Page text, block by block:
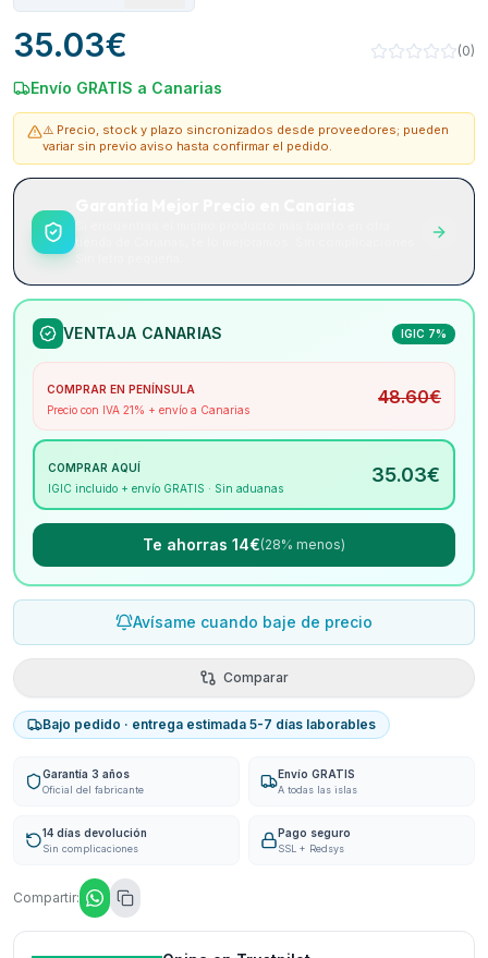
35.03€ (0)
Envío GRATIS a Canarias
⚠️ Precio, stock y plazo sincronizados desde proveedores; pueden
variar sin previo aviso hasta confirmar el pedido.
VENTAJA CANARIAS IGIC 7%
COMPRAR EN PENÍNSULA
Precio con IVA 21% + envío a Canarias
48.60€
COMPRAR AQUÍ
IGIC incluido + envío GRATIS · Sin aduanas
35.03€
Te ahorras 14€(28% menos)
Avísame cuando baje de precio
Comparar
Bajo pedido · entrega estimada 5-7 días laborables
Garantía 3 años
Oficial del fabricante
Envío GRATIS
A todas las islas
14 días devolución
Sin complicaciones
Pago seguro
SSL + Redsys
Compartir: